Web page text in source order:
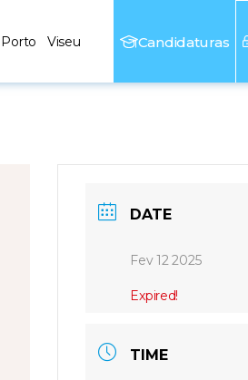
Porto Viseu Candidaturas
DATE
Fev 12 2025
Expired!
TIME